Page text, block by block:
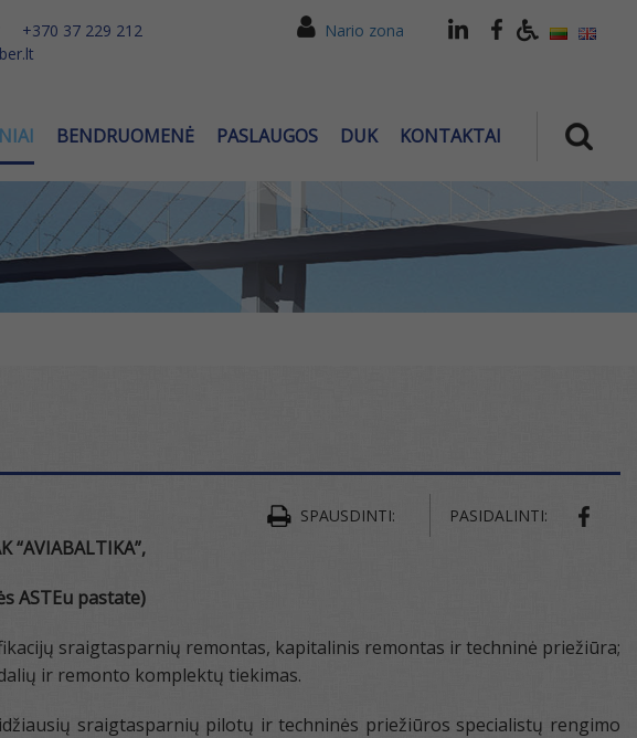
+370 37 229 212
Nario zona
BENDRUOMENĖ PASLAUGOS DUK KONTAKTAI
SPAUSDINTI: PASIDALINTI:
“AVIABALTIKA”,
ASTEu pastate)
sraigtasparnių remontas, kapitalinis remontas ir techninė priežiūra;
ir remonto komplektų tiekimas.
sraigtasparnių pilotų ir techninės priežiūros specialistų rengimo